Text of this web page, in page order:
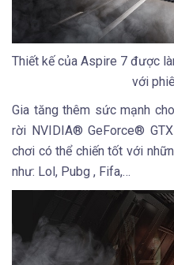
Thiết kế của Aspire 7 được
với
Gia tăng thêm sức mạnh
rời NVIDIA® GeForce®
chơi có thể chiến tốt với
như: Lol, Pubg , Fifa,…